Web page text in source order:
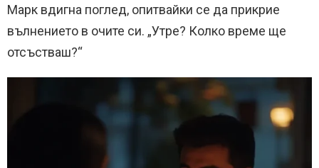
Марк вдигна поглед, опитвайки се да прикрие
вълнението в очите си. „Утре? Колко време ще
отсъстваш?“